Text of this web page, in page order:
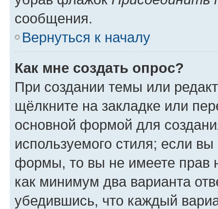
сообщения.
Вернуться к началу
Как мне создать опрос?
При создании темы или
щёлкните на закладке или
основной формой для
используемого стиля; если
формы, то вы не имеете прав
как минимум два варианта
убедившись, что каждый